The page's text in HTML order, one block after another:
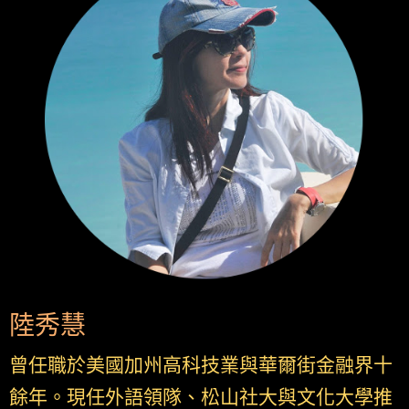
陸秀慧
曾任職於美國加州高科技業與華爾街金融界十
餘年。現任外語領隊、松山社大與文化大學推